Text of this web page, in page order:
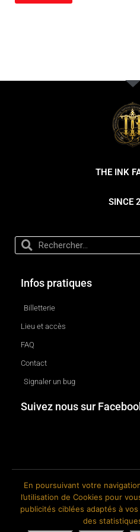
THE INK
SINCE
Infos pratiques
Billetterie
Lieu et accès
FAQ
Contact
Signaler un bug
Suivez nous sur
© 2018-2026 The Ink Factory. Site
En poursuivant votre
l’utilisation de Cookies pour
publicités ciblées adaptés à
des